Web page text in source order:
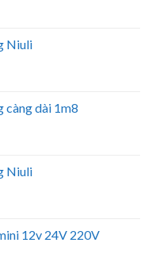
Niuli
càng dài 1m8
Niuli
12v 24V 220V